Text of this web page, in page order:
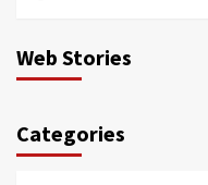
Web Stories
Categories